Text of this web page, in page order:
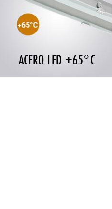
ACERO LED +65°C